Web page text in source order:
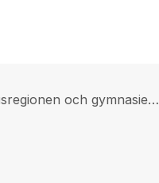
och gymnasie…